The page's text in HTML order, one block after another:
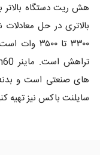
هش ریت دستگاه بالاتر
های صنعتی است و
سایلنت باکس نیز تهیه